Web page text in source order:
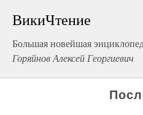
ВикиЧтение
Большая новейшая
Горяйнов Алексей Георгиевич